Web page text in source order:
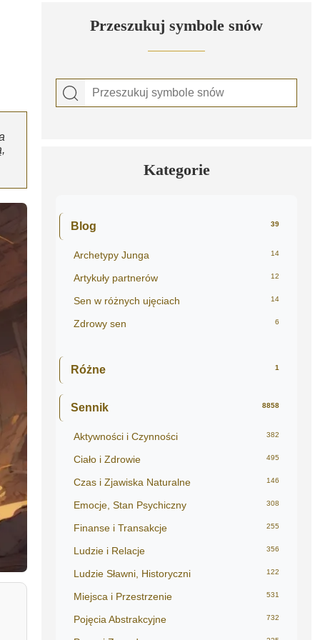
Przeszukuj symbole snów
Kategorie
Blog 39
Archetypy Junga 14
Artykuły partnerów 12
Sen w różnych ujęciach 14
Zdrowy sen 6
Różne 1
Sennik 8858
Aktywności i Czynności 382
Ciało i Zdrowie 495
Czas i Zjawiska Naturalne 146
Emocje, Stan Psychiczny 308
Finanse i Transakcje 255
Ludzie i Relacje 356
Ludzie Sławni, Historyczni 122
Miejsca i Przestrzenie 531
Pojęcia Abstrakcyjne 732